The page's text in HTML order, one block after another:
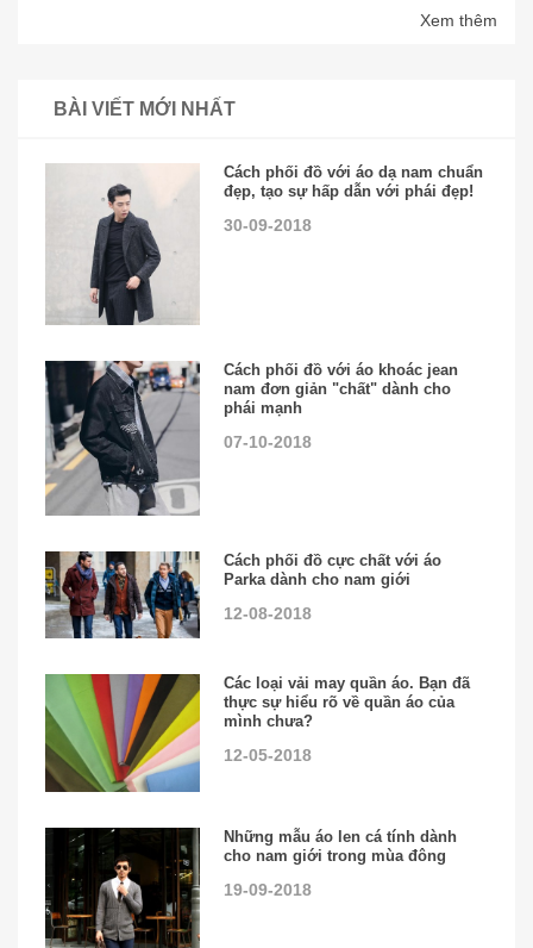
Xem thêm
BÀI VIẾT MỚI NHẤT
Cách phối đồ với áo dạ nam chuẩn
đẹp, tạo sự hấp dẫn với phái đẹp!
30-09-2018
Cách phối đồ với áo khoác jean
nam đơn giản "chất" dành cho
phái mạnh
07-10-2018
Cách phối đồ cực chất với áo
Parka dành cho nam giới
12-08-2018
Các loại vải may quần áo. Bạn đã
thực sự hiểu rõ về quần áo của
mình chưa?
12-05-2018
Những mẫu áo len cá tính dành
cho nam giới trong mùa đông
19-09-2018